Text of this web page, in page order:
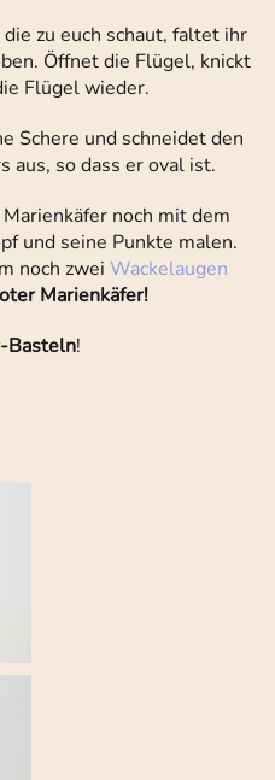
zu euch schaut, faltet ihr
Öffnet die Flügel, knickt
Flügel wieder.
Schere und schneidet den
aus, so dass er oval ist.
noch mit dem
und seine Punkte malen.
noch zwei Wackelaugen
Marienkäfer!
Basteln!